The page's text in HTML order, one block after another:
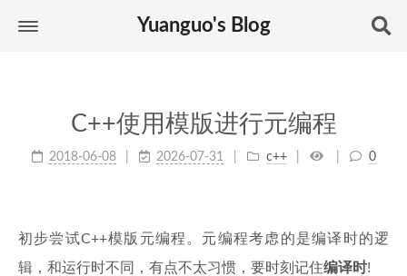
Yuanguo's Blog
C++使用模版进行元编程
2018-06-08 2026-07-31 c++ 0
初步尝试C++模版元编程。元编程考虑的是编译时的逻
辑，和运行时不同，有点不太习惯，要时刻记住编译时!